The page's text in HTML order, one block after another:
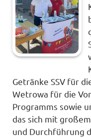
Getränke SSV für
Wetrowa für die
Programms sowie
das sich mit
und Durchführung